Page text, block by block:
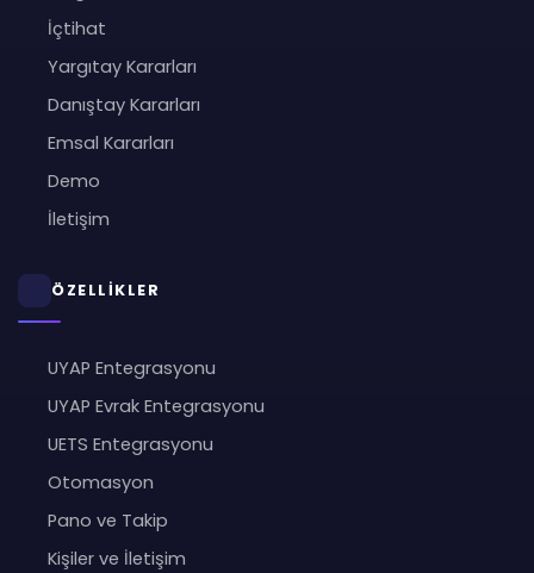
İçtihat
Yargıtay Kararları
Danıştay Kararları
Emsal Kararları
Demo
İletişim
ÖZELLİKLER
UYAP Entegrasyonu
UYAP Evrak Entegrasyonu
UETS Entegrasyonu
Otomasyon
Pano ve Takip
Kişiler ve İletişim